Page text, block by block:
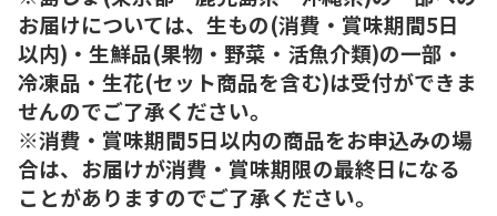
お届けについては、生もの(消費・賞味期間5日
以内)・生鮮品(果物・野菜・活魚介類)の一部・
冷凍品・生花(セット商品を含む)は受付ができま
せんのでご了承ください。
※消費・賞味期間5日以内の商品をお申込みの場
合は、お届けが消費・賞味期限の最終日になる
ことがありますのでご了承ください。